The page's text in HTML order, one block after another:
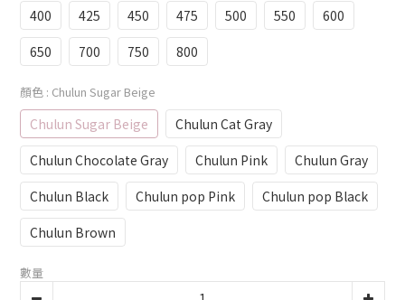
400
425 450 475 500 550
600
650
700 750 800
顏色 : Chulun Sugar Beige
Chulun Sugar Beige
Chulun Cat Gray
Chulun Chocolate Gray
Chulun Pink
Chulun Gray
Chulun Black
Chulun pop Pink
Chulun pop Black
Chulun Brown
數量